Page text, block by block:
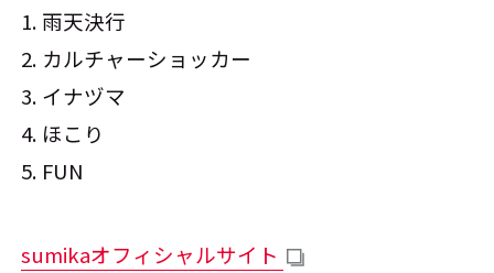
1. 雨天決行
2. カルチャーショッカー
3. イナヅマ
4. ほこり
5. FUN
sumikaオフィシャルサイト